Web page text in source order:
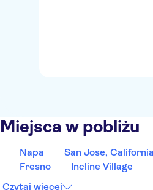
Miejsca w pobliżu
Napa San Jose, California
Fresno
Incline Village
Czytaj więcej